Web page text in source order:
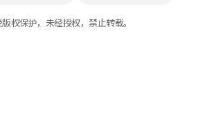
权保护，未经授权，禁止转载。